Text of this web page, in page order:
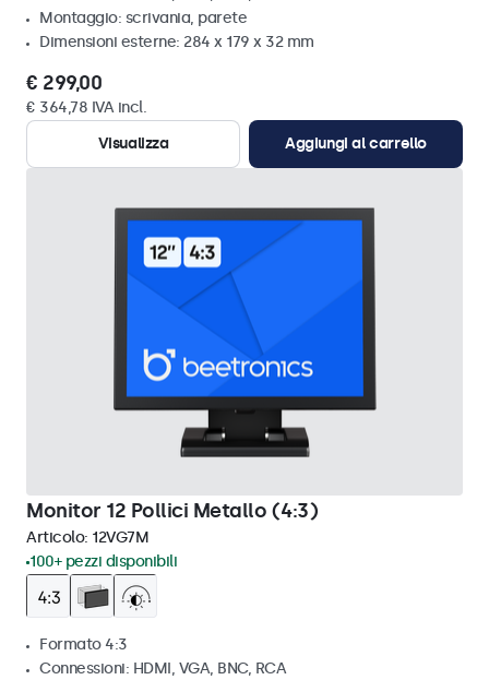
Montaggio: scrivania, parete
Dimensioni esterne: 284 x 179 x 32 mm
€ 299,00
€ 364,78 IVA incl.
Visualizza
Aggiungi al carrello
Monitor 12 Pollici Metallo (4:3)
Articolo: 12VG7M
100+ pezzi disponibili
Formato 4:3
Connessioni: HDMI, VGA, BNC, RCA